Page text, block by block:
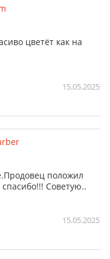
цветёт как на
15.05.2025
положил
Советую..
15.05.2025